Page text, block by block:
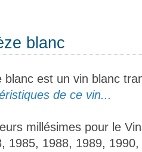
blanc
blanc est un vin blanc
de ce vin...
millésimes pour le
1985, 1988, 1989, 1990,